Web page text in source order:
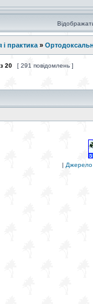
практика »
з 20 [ 291 повідомлень ]
| Джерело